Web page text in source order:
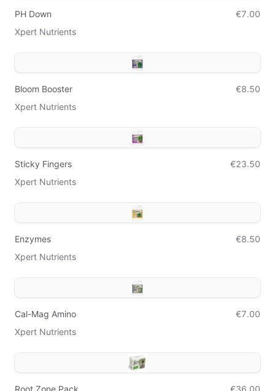
PH Down
€7.00
Xpert Nutrients
Bloom Booster
€8.50
Xpert Nutrients
Sticky Fingers
€23.50
Xpert Nutrients
Enzymes
€8.50
Xpert Nutrients
Cal-Mag Amino
€7.00
Xpert Nutrients
Root Zone Pack €36.00